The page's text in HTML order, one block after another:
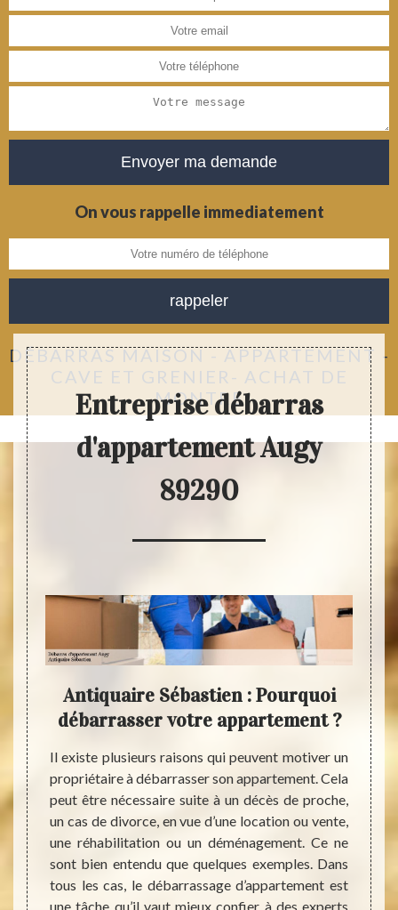
On vous rappelle immediatement
DÉBARRAS MAISON - APPARTEMENT -
CAVE ET GRENIER- ACHAT DE
MONTRE
Entreprise débarras
d'appartement Augy
89290
à
plus
vos
de
des
Antiquaire Sébastien : Pourquoi
débarrasser votre appartement ?
Il existe plusieurs raisons qui peuvent motiver un
propriétaire à débarrasser son appartement. Cela
peut être nécessaire suite à un décès de proche,
un cas de divorce, en vue d’une location ou vente,
une réhabilitation ou un déménagement. Ce ne
sont bien entendu que quelques exemples. Dans
tous les cas, le débarrassage d’appartement est
une tâche qu’il vaut mieux confier à des experts
Les